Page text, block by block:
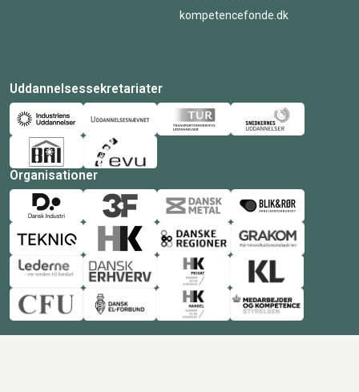
kompetencefonde.dk
Uddannelsessekretariater
Organisationer